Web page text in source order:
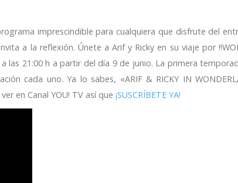
imprescindible para cualquiera que disfrute del
a la reflexión. Únete a Arif y Ricky en su viaje por
las 21:00 h a partir del día 9 de junio. La primera
cada uno. Ya lo sabes, «ARIF & RICKY IN
en Canal YOU! TV así que ¡SUSCRÍBETE YA!